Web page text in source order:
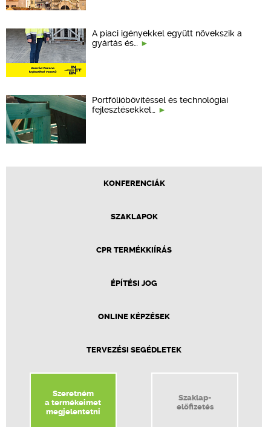
A piaci igényekkel együtt növekszik a
gyártás és…
Portfólióbővítéssel és technológiai
fejlesztésekkel…
KONFERENCIÁK
SZAKLAPOK
CPR TERMÉKKIÍRÁS
ÉPÍTÉSI JOG
ONLINE KÉPZÉSEK
TERVEZÉSI SEGÉDLETEK
Szeretném
a termékeimet
megjelentetni
Szaklap-
előfizetés